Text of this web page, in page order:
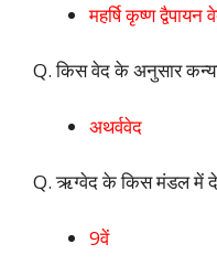
महर्षि कृष्ण द्वैपायन
Q. किस वेद के अनुसार
अथर्ववेद
Q. ऋग्वेद के किस मंडल में
9वें